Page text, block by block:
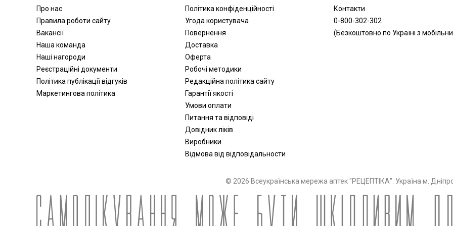
Активатори води
Апарати для обличчя
Віброакустичні апарати
Партнерська програма
дозиметри
Стерилізація
Апатари Самоздрав
Офтальмологічні вироби
Про нас
Правила роботи сайту
Вакансії
Наша команда
Наші нагороди
Реєстраційні документи
Політика публікації відгуків
Маркетингова політика
Політика конфіденційності
Угода користувача
Повернення
Доставка
Оферта
Робочі методики
Редакційна політика сайту
Гарантії якості
Умови оплати
Питання та відповіді
Довідник ліків
Виробники
Відмова від відповідальности
Контакти
0-800-302-302
(Безкоштовно по Україні з
© 2026 Всеукраїнська мережа аптек "РЕЦЕПТІКА". Україна м.